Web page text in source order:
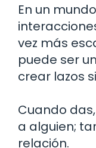
En un
vez más
puede ser
crear lazos
Cuando
a alguien;
relación.